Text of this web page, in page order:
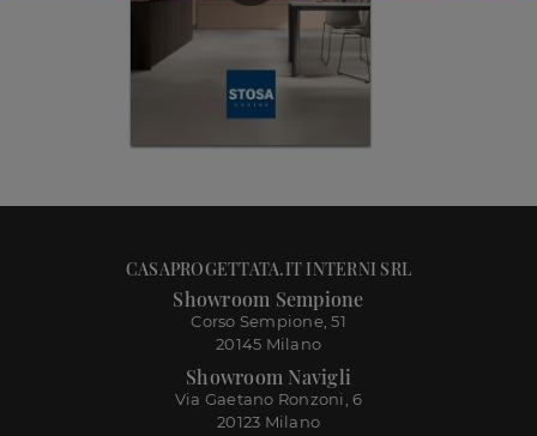
CASAPROGETTATA.IT INTERNI SRL
Showroom Sempione
Corso Sempione, 51
20145 Milano
Showroom Navigli
Via Gaetano Ronzoni, 6
20123 Milano